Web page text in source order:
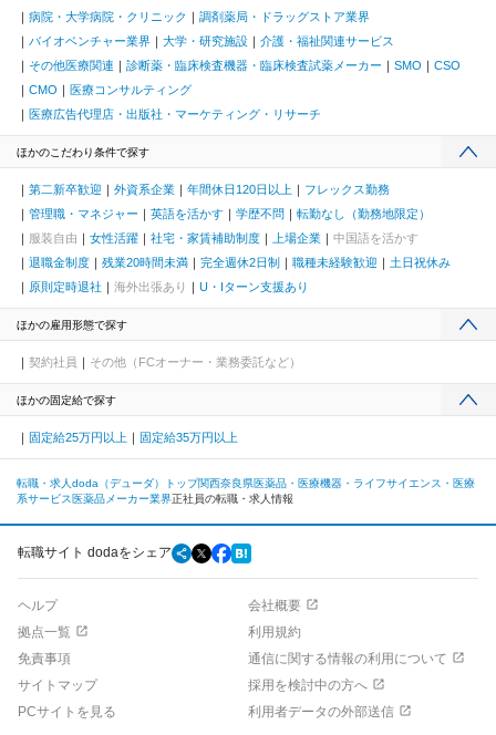
病院・大学病院・クリニック
調剤薬局・ドラッグストア業界
バイオベンチャー業界
大学・研究施設
介護・福祉関連サービス
その他医療関連
診断薬・臨床検査機器・臨床検査試薬メーカー SMO
CSO
CMO
医療コンサルティング
医療広告代理店・出版社・マーケティング・リサーチ
ほかのこだわり条件で探す
第二新卒歓迎 外資系企業 年間休日120日以上
フレックス勤務
管理職・マネジャー
英語を活かす 学歴不問
転勤なし（勤務地限定）
服装自由
女性活躍 社宅・家賃補助制度 上場企業
中国語を活かす
退職金制度
残業20時間未満 完全週休2日制 職種未経験歓迎
土日祝休み
原則定時退社
海外出張あり U・Iターン支援あり
ほかの雇用形態で探す
契約社員 その他（FCオーナー・業務委託など）
ほかの固定給で探す
固定給25万円以上 固定給35万円以上
転職・求人doda（デューダ）トップ関西奈良県医薬品・医療機器・ライフサイエンス・医療
系サービス 医薬品メーカー業界正社員の転職・求人情報
転職サイト dodaをシェア
ヘルプ
会社概要
拠点一覧
利用規約
免責事項
通信に関する情報の利用について
サイトマップ
採用を検討中の方へ
PCサイトを見る
利用者データの外部送信